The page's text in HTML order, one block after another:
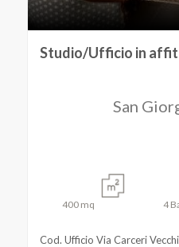
San
400mq 4
Cod. Ufficio Via Carceri